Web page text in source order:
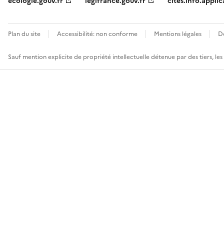
Plan du site Accessibilité: non conforme Mentions légales
Sauf mention explicite de propriété intellectuelle détenue par des tiers,